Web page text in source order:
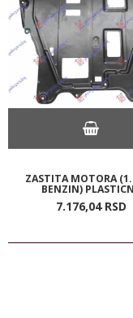
ZASTITA MOTORA
BENZIN)
7.176,04 RSD